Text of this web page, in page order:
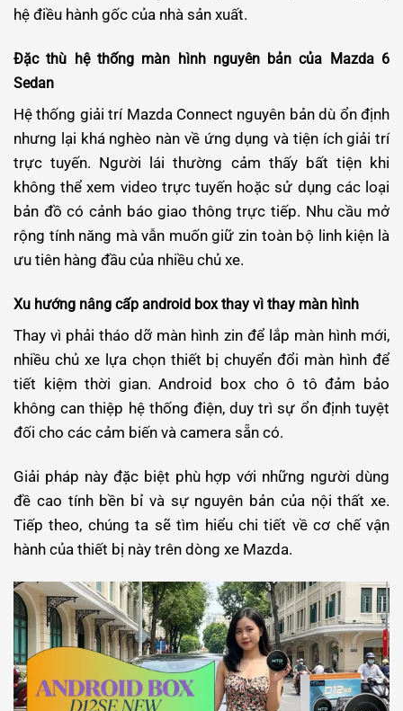
hệ điều hành gốc của nhà sản xuất.
Đặc thù hệ thống màn hình nguyên bản của Mazda 6
Sedan
Hệ thống giải trí Mazda Connect nguyên bản dù ổn định
nhưng lại khá nghèo nàn về ứng dụng và tiện ích giải trí
trực tuyến. Người lái thường cảm thấy bất tiện khi
không thể xem video trực tuyến hoặc sử dụng các loại
bản đồ có cảnh báo giao thông trực tiếp. Nhu cầu mở
rộng tính năng mà vẫn muốn giữ zin toàn bộ linh kiện là
ưu tiên hàng đầu của nhiều chủ xe.
Xu hướng nâng cấp android box thay vì thay màn hình
Thay vì phải tháo dỡ màn hình zin để lắp màn hình mới,
nhiều chủ xe lựa chọn thiết bị chuyển đổi màn hình để
tiết kiệm thời gian. Android box cho ô tô đảm bảo
không can thiệp hệ thống điện, duy trì sự ổn định tuyệt
đối cho các cảm biến và camera sẵn có.
Giải pháp này đặc biệt phù hợp với những người dùng
đề cao tính bền bỉ và sự nguyên bản của nội thất xe.
Tiếp theo, chúng ta sẽ tìm hiểu chi tiết về cơ chế vận
hành của thiết bị này trên dòng xe Mazda.